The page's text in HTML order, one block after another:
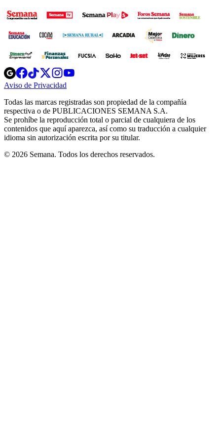
Opens
in
new
Opens
in
new
Opens
in
new
window
Opens
new
windowwindow
Aviso de Privacidad
new
window
Todas las marcas registradas son propiedad de la compañía
respectiva o de PUBLICACIONES SEMANA S.A.
Se prohíbe la reproducción total o parcial de cualquiera de los
contenidos que aquí aparezca, así como su traducción a cualquier
idioma sin autorización escrita por su titular.
© 2026 Semana. Todos los derechos reservados.